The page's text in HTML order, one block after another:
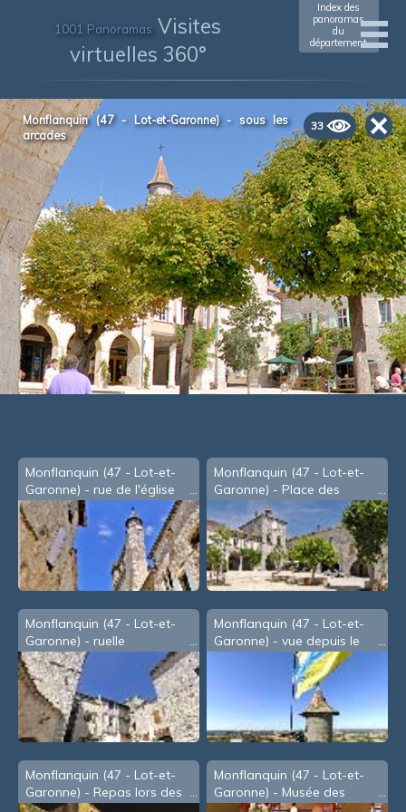
1001 Panoramas Visites
virtuelles 360°
Index des
panoramas
du
département
33
Monflanquin (47 - Lot-et-Garonne) - sous les
arcades
Monflanquin (47 - Lot-et-
Garonne) - rue de l'église
Monflanquin (47 - Lot-et-
Garonne) - Place des
Arcades
Monflanquin (47 - Lot-et-
Garonne) - ruelle
Monflanquin (47 - Lot-et-
Garonne) - vue depuis le
Monflanquin (47 - Lot-et-
Garonne) - Repas lors des
Monflanquin (47 - Lot-et-
Garonne) - Musée des